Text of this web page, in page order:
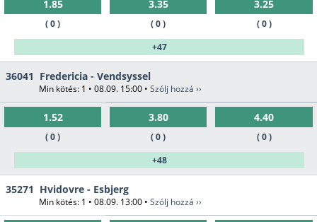
1.85
( 0 )
3.35
( 0 )
3.25
( 0 )
+47
36041 Fredericia - Vendsyssel
Min kötés: 1 • 08.09. 15:00 • Szólj hozzá ››
1.52
( 0 )
3.80
( 0 )
4.40
( 0 )
+48
35271 Hvidovre - Esbjerg
Min kötés: 1 • 08.09. 13:00 • Szólj hozzá ››